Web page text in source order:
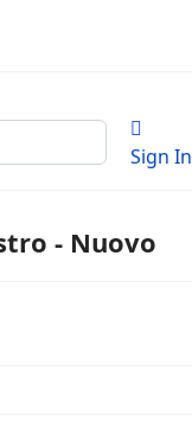
Sign In
- Nuovo